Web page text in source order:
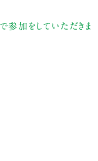
参加をしていただきま